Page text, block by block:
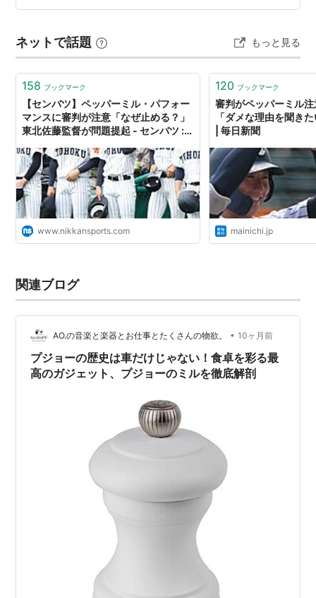
い？ クリニック通い。 ま、かつての親の様子を思い出せ
トに毎日のように医者に行っていた。そして数年を経て
様々な不具合が落ち着きを見せたトコロで、…
ネットで話題 もっと見る
158 ブックマーク
【センバツ】ペッパーミル・パフォー
マンスに審判が注意「なぜ止める？」
東北佐藤監督が問題提起 - センバツ :
www.nikkansports.com
120 ブックマーク
審判がペッパーミル
「ダメな理由を聞き
| 毎日新聞
mainichi.jp
関連ブログ
AO.の音楽と楽器とお仕事とたくさんの物欲。 • 10ヶ月前
プジョーの歴史は車だけじゃない！食卓を彩る最
高のガジェット、プジョーのミルを徹底解剖